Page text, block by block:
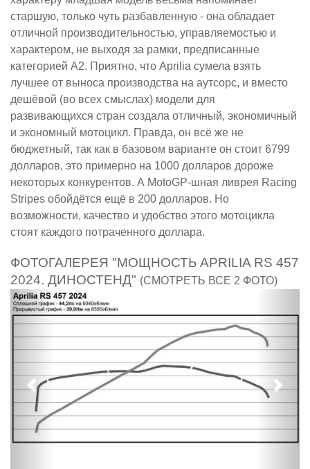
старшую, только чуть разбавленную - она обладает
отличной производительностью, управляемостью и
характером, не выходя за рамки, предписанные
категорией A2. Приятно, что Aprilia сумела взять
лучшее от выноса производства на аутсорс, и вместо
дешёвой (во всех смыслах) модели для
развивающихся стран создала отличный, экономичный
и экономный мотоцикл. Правда, он всё же не
бюджетный, так как в базовом варианте он стоит 6799
долларов, это примерно на 1000 долларов дороже
некоторых конкурентов. А MotoGP-шная ливрея Racing
Stripes обойдётся ещё в 200 долларов. Но
возможности, качество и удобство этого мотоцикла
стоят каждого потраченного доллара.
ФОТОГАЛЕРЕЯ "МОЩНОСТЬ APRILIA RS 457
2024. ДИНОСТЕНД" (СМОТРЕТЬ ВСЕ 2 ФОТО)
Предыдущий